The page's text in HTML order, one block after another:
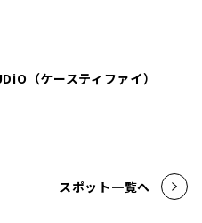
（ケースティファイ）
スポット一覧へ